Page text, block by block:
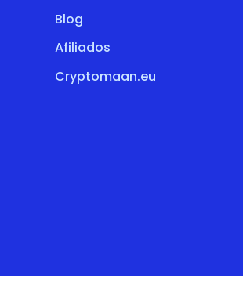
Blog
Afiliados
Cryptomaan.eu